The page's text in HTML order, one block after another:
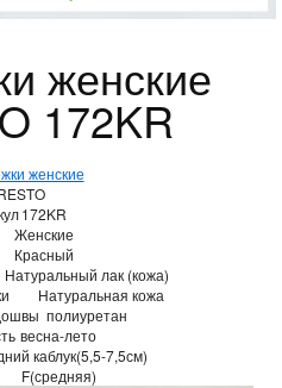
женские
172KR
женские
172KR
Женские
Красный
Натуральный лак (кожа)
Натуральная кожа
полиуретан
весна-лето
каблук(5,5-7,5см)
F(средняя)